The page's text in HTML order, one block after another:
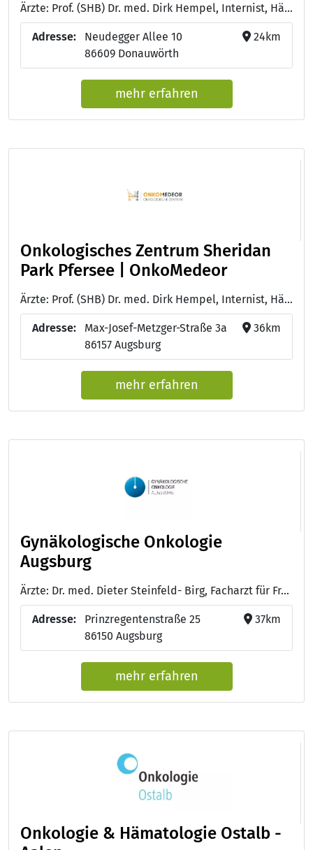
Ärzte: Prof. (SHB) Dr. med. Dirk Hempel, Internist, Hämatologe, Onkologe, Palliativmediziner - Bastian Fleischmann, Facharzt für Innere Medizin, Hämatologie und Onkologie - Doctor of Medicine D.M. (Univ. Neu Delhi) Arun Garg, Facharzt für Innere Medizin, Hämatologie und Onkologie
Adresse:
Neudegger Allee 10
86609 Donauwörth
24km
mehr erfahren
Onkologisches Zentrum Sheridan
Park Pfersee | OnkoMedeor
Ärzte: Prof. (SHB) Dr. med. Dirk Hempel, Internist, Hämatologe, Onkologe, Palliativmediziner - Dr. med. Mithun Scheytt, Facharzt für Innere Medizin, Hämatologie und Onkologie - Bastian Fleischmann, Facharzt für Innere Medizin, Hämatologie und Onkologie - Dr. med. Olaf Brudler, Facharzt für Innere Medizin, Hämatologie und Onkologie
Adresse:
Max-Josef-Metzger-Straße 3a
86157 Augsburg
36km
mehr erfahren
Gynäkologische Onkologie
Augsburg
Ärzte: Dr. med. Dieter Steinfeld- Birg, Facharzt für Frauenheilkunde mit Geburtshilfe, gynäkologischer Onkologe - Mihaela Schuster, Medizinische Fachangestellte, Facharzthelferin für Onkologie (KOK) - Dagmar Laier, Medizinische Fachangestellte, Facharzthelferin für Onkologie (KOK) - Uschi Mayer, Medizinische Fachangestellte, Facharzthelferin für Onkologie (KOK), Study Nurse
Adresse:
Prinzregentenstraße 25
86150 Augsburg
37km
mehr erfahren
Onkologie & Hämatologie Ostalb -